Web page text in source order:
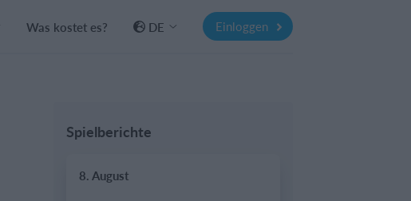
Was kostet es? DE Einloggen
Spielberichte
8. August